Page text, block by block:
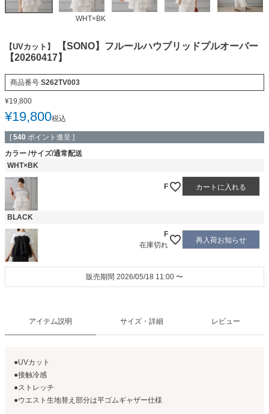
WHT×BK
【UVカット】
【SONO】フルールハウブリッドプルオーバー
【20260417】
商品番号 S262TV003
¥19,800
¥19,800税込
[ 540 ポイント進呈 ]
カラー サイズ/通常配送
WHT×BK
F カートに入れる
BLACK
F
在庫切れ
再入荷お知らせ
販売期間 2026/05/18 11:00 〜
アイテム説明 サイズ・詳細 レビュー
●UVカット
●接触冷感
●ストレッチ
●ウエスト生地替え部分は平ゴムギャザー仕様